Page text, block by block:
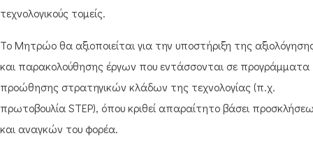
τεχνολογικούς τομείς.
Το Μητρώο θα αξιοποιείται για την υποστήριξη της
και παρακολούθησης έργων που εντάσσονται σε προγράμματα
προώθησης στρατηγικών κλάδων της τεχνολογίας (π.χ.
πρωτοβουλία STEP), όπου κριθεί απαραίτητο βάσει
και αναγκών του φορέα.